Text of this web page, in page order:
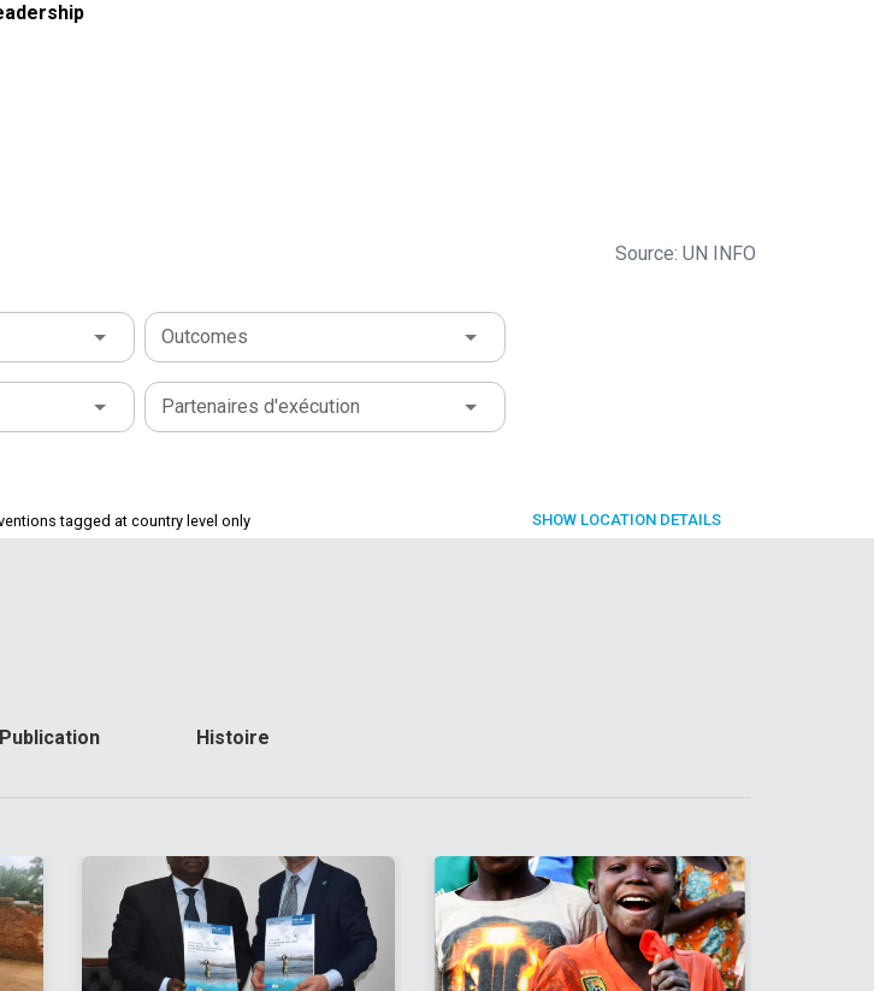
Source: UN INFO
Outcomes
Partenaires d'exécution
tagged at country level only SHOW LOCATION DETAILS
Publication Histoire